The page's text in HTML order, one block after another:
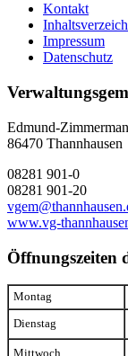
Kontakt
Impressum
Datenschutz
Edmund-
86470 Thannhausen
08281 901-0
08281 901-20
www.vg-
Öffnungszeiten
Montag
Dienstag